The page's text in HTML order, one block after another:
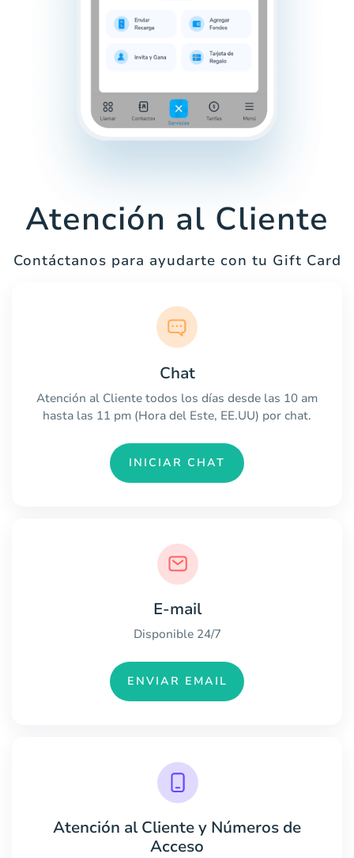
Atención al Cliente
Contáctanos para ayudarte con tu Gift Card
Chat
Atención al Cliente todos los días desde las 10 am
hasta las 11 pm (Hora del Este, EE.UU) por chat.
INICIAR CHAT
E-mail
Disponible 24/7
ENVIAR EMAIL
Atención al Cliente y Números de
Acceso